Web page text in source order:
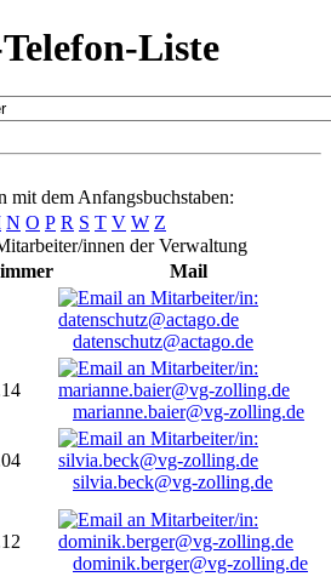
Liste
mit dem Anfangsbuchstaben:
N O P R S T V W Z
innen der Verwaltung
Mail
datenschutz@actago.de
marianne.baier@vg-zolling.de
silvia.beck@vg-zolling.de
dominik.berger@vg-zolling.de